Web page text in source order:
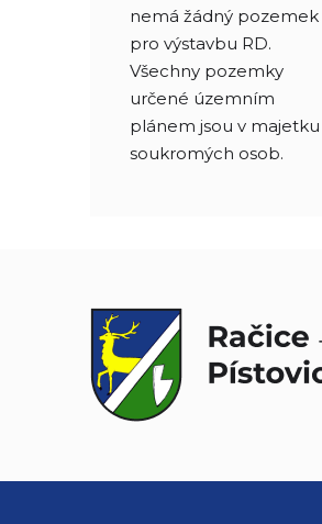
nemá žádný pozemek
pro výstavbu RD.
Všechny pozemky
určené územním
plánem jsou v majetku
soukromých osob.